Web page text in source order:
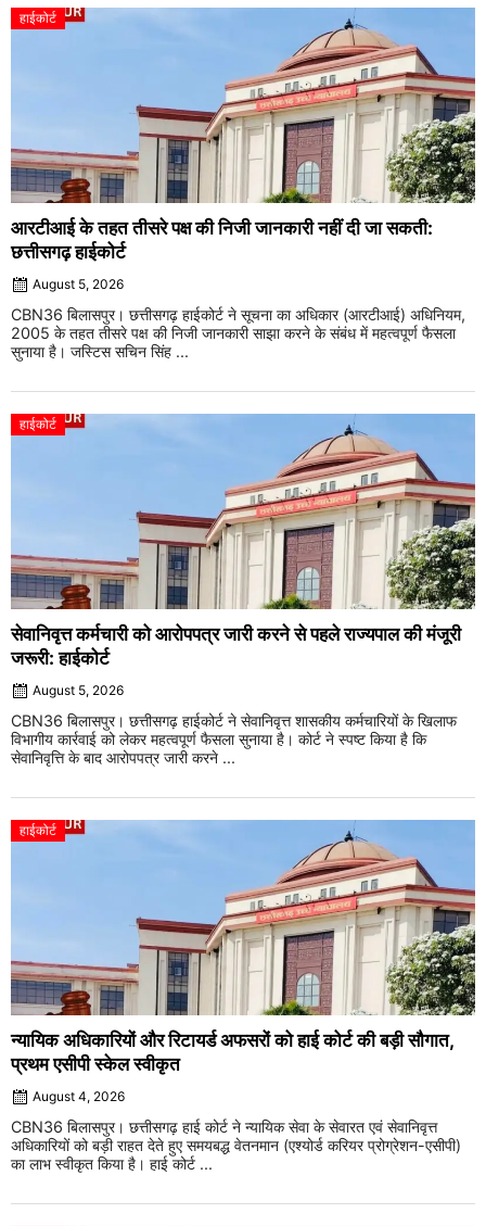
हाईकोर्ट
आरटीआई के तहत तीसरे पक्ष की निजी जानकारी नहीं दी जा सकती:
छत्तीसगढ़ हाईकोर्ट
August 5, 2026
CBN36 बिलासपुर। छत्तीसगढ़ हाईकोर्ट ने सूचना का अधिकार (आरटीआई) अधिनियम,
2005 के तहत तीसरे पक्ष की निजी जानकारी साझा करने के संबंध में महत्वपूर्ण फैसला
सुनाया है। जस्टिस सचिन सिंह ...
हाईकोर्ट
सेवानिवृत्त कर्मचारी को आरोपपत्र जारी करने से पहले राज्यपाल की मंजूरी
जरूरी: हाईकोर्ट
August 5, 2026
CBN36 बिलासपुर। छत्तीसगढ़ हाईकोर्ट ने सेवानिवृत्त शासकीय कर्मचारियों के खिलाफ
विभागीय कार्रवाई को लेकर महत्वपूर्ण फैसला सुनाया है। कोर्ट ने स्पष्ट किया है कि
सेवानिवृत्ति के बाद आरोपपत्र जारी करने ...
हाईकोर्ट
न्यायिक अधिकारियों और रिटायर्ड अफसरों को हाई कोर्ट की बड़ी सौगात,
प्रथम एसीपी स्केल स्वीकृत
August 4, 2026
CBN36 बिलासपुर। छत्तीसगढ़ हाई कोर्ट ने न्यायिक सेवा के सेवारत एवं सेवानिवृत्त
अधिकारियों को बड़ी राहत देते हुए समयबद्ध वेतनमान (एश्योर्ड करियर प्रोग्रेशन-एसीपी)
का लाभ स्वीकृत किया है। हाई कोर्ट ...